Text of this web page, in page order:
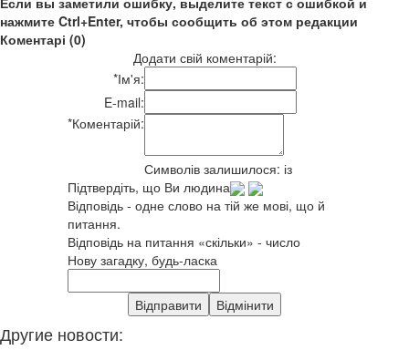
нажмите Ctrl+Enter, чтобы сообщить об этом редакции
Коментарі (0)
Додати свій коментарій:
*Ім'я:
E-mail:
*Коментарій:
Символів залишилося: із
Підтвердіть, що Ви людина
Відповідь - одне слово на тій же мові, що й
питання.
Відповідь на питання «скільки» - число
Нову загадку, будь-ласка
Другие новости: